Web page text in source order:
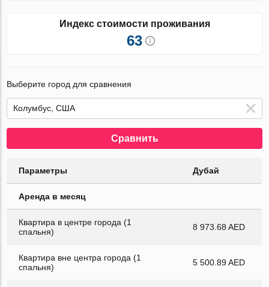
Индекс стоимости проживания
63
Выберите город для сравнения
Сравнить
Параметры Дубай
Аренда в месяц
Квартира в центре города (1
спальня)
8 973.68 AED
Квартира вне центра города (1
спальня)
5 500.89 AED